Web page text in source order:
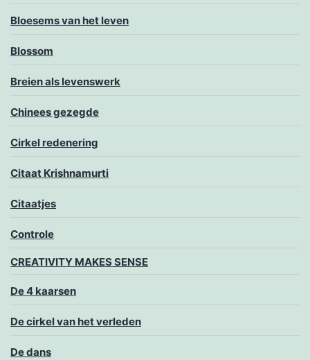
Bloesems van het leven
Blossom
Breien als levenswerk
Chinees gezegde
Cirkel redenering
Citaat Krishnamurti
Citaatjes
Controle
CREATIVITY MAKES SENSE
De 4 kaarsen
De cirkel van het verleden
De dans